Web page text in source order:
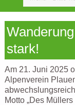
stark!
Am 21. Juni 2025
Alpenverein
Motto „Des